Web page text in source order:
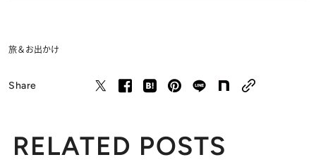
旅＆お出かけ
Share
RELATED POSTS